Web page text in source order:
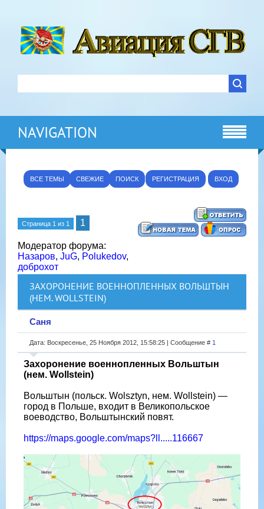
NAVIGATION
ВСЕ ТЕМЫ СВЕЖИЕ ПОИСК РЕГИСТРАЦИЯ ВХОД
Страница 1 из 1 1
Модератор форума:
Назаров, JuG, Polukedov,
доброхот
ЗАХОРОНЕНИЕ ВОЕННОПЛЕННЫХ ВОЛЬШТЫН
(НЕМ. WOLLSTEIN)
Саня
Дата: Воскресенье, 25 Ноября 2012, 15:58:25 | Сообщение # 1
Захоронение военнопленных Вольштын
(нем. Wollstein)
Вольштын (польск. Wolsztyn, нем. Wollstein) —
город в Польше, входит в Великопольское
воеводство, Вольштынский повят.
https://maps.google.com/maps?ll.....116667